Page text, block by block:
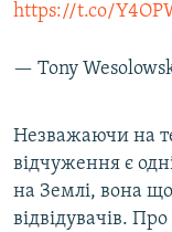
https://t.co/
— Tony
Незважаючи на
відчуження є
на Землі, вона
відвідувачів.